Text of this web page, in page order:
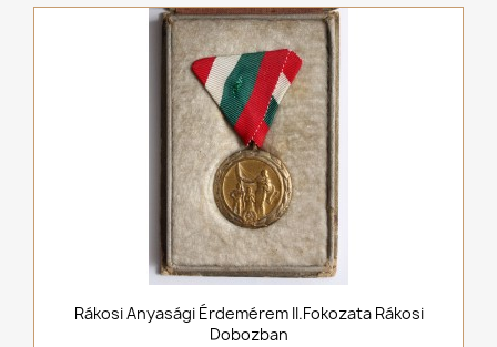
Rákosi Anyasági Érdemérem II.fokozata Rákosi
Dobozban